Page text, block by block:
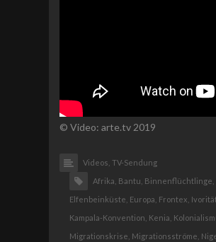
© Video: arte.tv 2019
Videos, TV-Sendung
Afrika, Bantu, Binnenflüchtlinge,
Elfenbeinküste, Europa, Frontex,
Kampala-Konvention, Kenia,
Migrationskrise, Migrationsströme,